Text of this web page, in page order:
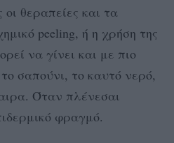
θεραπείες και τα
peeling, ή η χρήση της
να γίνει και με πιο
σαπούνι, το καυτό νερό,
Όταν πλένεσαι
φραγμό.